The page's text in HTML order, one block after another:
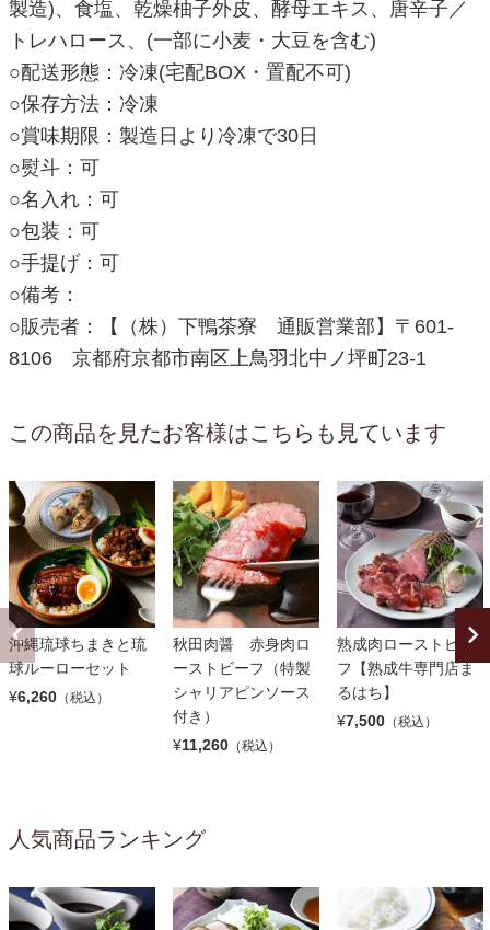
製造)、食塩、乾燥柚子外皮、酵母エキス、唐辛子／
トレハロース、(一部に小麦・大豆を含む)
○配送形態：冷凍(宅配BOX・置配不可)
○保存方法：冷凍
○賞味期限：製造日より冷凍で30日
○熨斗：可
○名入れ：可
○包装：可
○手提げ：可
○備考：
○販売者：【（株）下鴨茶寮 通販営業部】〒601-
8106 京都府京都市南区上鳥羽北中ノ坪町23-1
この商品を見たお客様はこちらも見ています
沖縄琉球ちまきと琉
球ルーローセット
¥6,260 （税込）
秋田肉醤 赤身肉ロ
ーストビーフ（特製
シャリアピンソース
付き）
¥11,260 （税込）
熟成肉ローストビー
フ【熟成牛専門店ま
るはち】
¥7,500 （税込）
人気商品ランキング